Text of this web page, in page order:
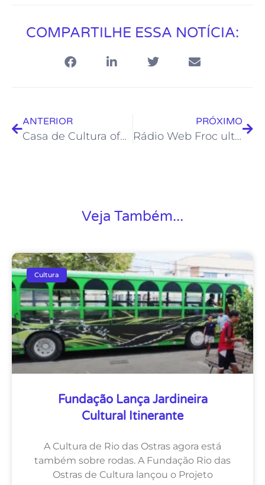
COMPARTILHE ESSA NOTÍCIA:
ANTERIOR
Casa de Cultura oferece oficina “Tinta com Terra”
PRÓXIMO
Rádio Web Froc ultrapassa os 500 mil acessos
Veja Também...
Cultura
Fundação Lança Jardineira
Cultural Itinerante
A Cultura de Rio das Ostras agora está
também sobre rodas. A Fundação Rio das
Ostras de Cultura lançou o Projeto